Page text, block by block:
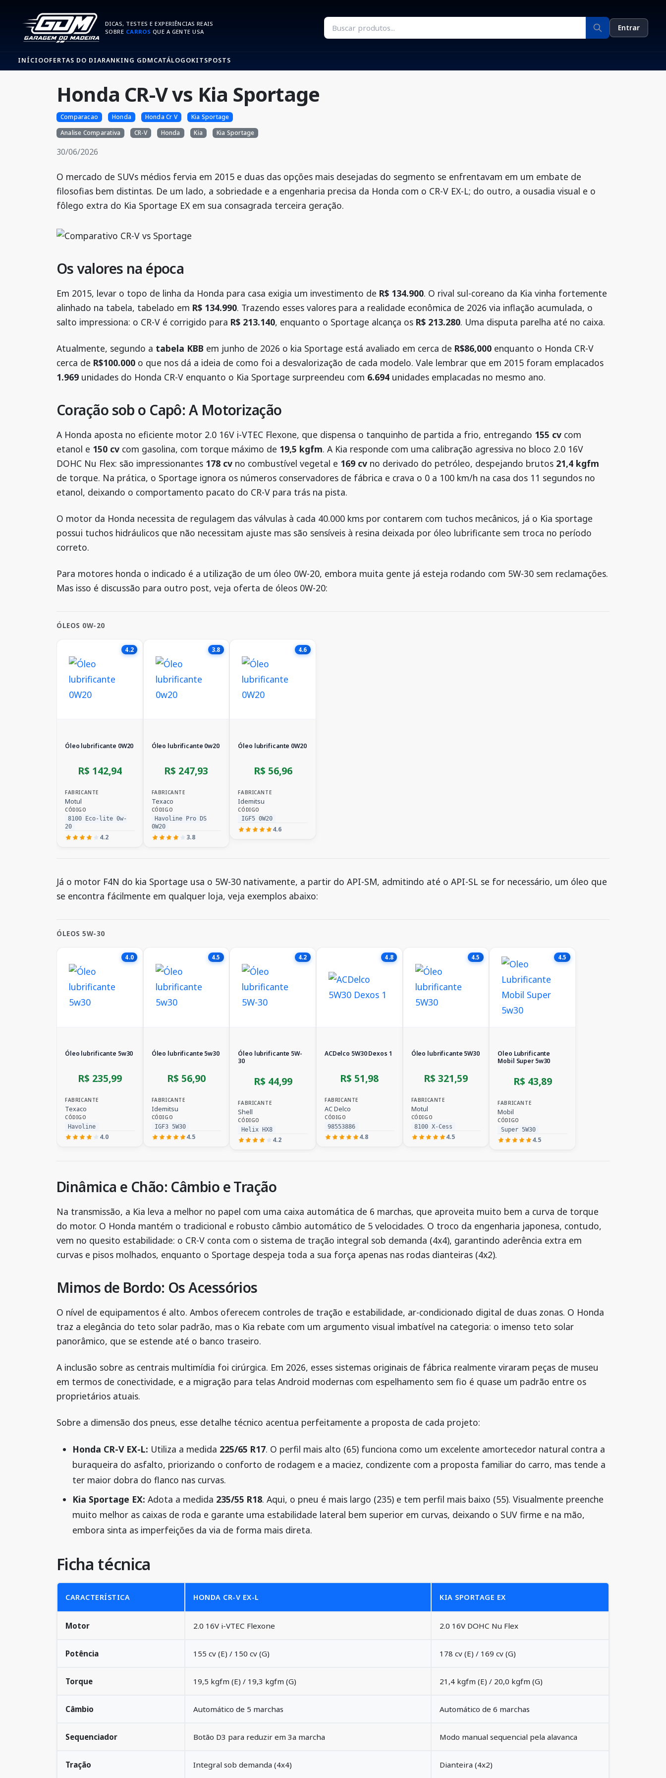
DICAS, TESTES E EXPERIÊNCIAS REAIS
SOBRE CARROS QUE A GENTE USA Entrar
INÍCIOOFERTAS DO DIARANKING GDMCATÁLOGOKITSPOSTS
Honda CR-V vs Kia Sportage
Comparacao Honda Honda Cr V
Kia Sportage
Analise Comparativa
CR-V Honda Kia Kia Sportage
30/06/2026
O mercado de SUVs médios fervia em 2015 e duas das opções mais desejadas do segmento se enfrentavam em um embate de
filosofias bem distintas. De um lado, a sobriedade e a engenharia precisa da Honda com o CR-V EX-L; do outro, a ousadia visual e o
fôlego extra do Kia Sportage EX em sua consagrada terceira geração.
Os valores na época
Em 2015, levar o topo de linha da Honda para casa exigia um investimento de R$ 134.900. O rival sul-coreano da Kia vinha fortemente
alinhado na tabela, tabelado em R$ 134.990. Trazendo esses valores para a realidade econômica de 2026 via inflação acumulada, o
salto impressiona: o CR-V é corrigido para R$ 213.140, enquanto o Sportage alcança os R$ 213.280. Uma disputa parelha até no caixa.
Atualmente, segundo a tabela KBB em junho de 2026 o kia Sportage está avaliado em cerca de R$86,000 enquanto o Honda CR-V
cerca de R$100.000 o que nos dá a ideia de como foi a desvalorização de cada modelo. Vale lembrar que em 2015 foram emplacados
1.969 unidades do Honda CR-V enquanto o Kia Sportage surpreendeu com 6.694 unidades emplacadas no mesmo ano.
Coração sob o Capô: A Motorização
A Honda aposta no eficiente motor 2.0 16V i-VTEC Flexone, que dispensa o tanquinho de partida a frio, entregando 155 cv com
etanol e 150 cv com gasolina, com torque máximo de 19,5 kgfm. A Kia responde com uma calibração agressiva no bloco 2.0 16V
DOHC Nu Flex: são impressionantes 178 cv no combustível vegetal e 169 cv no derivado do petróleo, despejando brutos 21,4 kgfm
de torque. Na prática, o Sportage ignora os números conservadores de fábrica e crava o 0 a 100 km/h na casa dos 11 segundos no
etanol, deixando o comportamento pacato do CR-V para trás na pista.
O motor da Honda necessita de regulagem das válvulas à cada 40.000 kms por contarem com tuchos mecânicos, já o Kia sportage
possui tuchos hidráulicos que não necessitam ajuste mas são sensíveis à resina deixada por óleo lubrificante sem troca no período
correto.
Para motores honda o indicado é a utilização de um óleo 0W-20, embora muita gente já esteja rodando com 5W-30 sem reclamações.
Mas isso é discussão para outro post, veja oferta de óleos 0W-20:
ÓLEOS 0W-20
4.2
Óleo lubrificante 0W20
R$ 142,94
FABRICANTE
Motul
CÓDIGO
8100 Eco-lite 0w-
20
4.2
3.8
Óleo lubrificante 0w20
R$ 247,93
FABRICANTE
Texaco
CÓDIGO
Havoline Pro DS
0W20
3.8
4.6
Óleo lubrificante 0W20
R$ 56,96
FABRICANTE
Idemitsu
CÓDIGO
IGF5 0W20
4.6
Já o motor F4N do kia Sportage usa o 5W-30 nativamente, a partir do API-SM, admitindo até o API-SL se for necessário, um óleo que
se encontra fácilmente em qualquer loja, veja exemplos abaixo:
ÓLEOS 5W-30
4.0
Óleo lubrificante 5w30
R$ 235,99
FABRICANTE
Texaco
CÓDIGO
Havoline
4.0
4.5
Óleo lubrificante 5w30
R$ 56,90
FABRICANTE
Idemitsu
CÓDIGO
IGF3 5W30
4.5
4.2
Óleo lubrificante 5W-
30
R$ 44,99
FABRICANTE
Shell
CÓDIGO
Helix HX8
4.2
4.8
ACDelco 5W30 Dexos 1
R$ 51,98
FABRICANTE
AC Delco
CÓDIGO
98553886
4.8
4.5
Óleo lubrificante 5W30
R$ 321,59
FABRICANTE
Motul
CÓDIGO
8100 X-Cess
4.5
4.5
Oleo Lubrificante
Mobil Super 5w30
R$ 43,89
FABRICANTE
Mobil
CÓDIGO
Super 5W30
4.5
Dinâmica e Chão: Câmbio e Tração
Na transmissão, a Kia leva a melhor no papel com uma caixa automática de 6 marchas, que aproveita muito bem a curva de torque
do motor. O Honda mantém o tradicional e robusto câmbio automático de 5 velocidades. O troco da engenharia japonesa, contudo,
vem no quesito estabilidade: o CR-V conta com o sistema de tração integral sob demanda (4x4), garantindo aderência extra em
curvas e pisos molhados, enquanto o Sportage despeja toda a sua força apenas nas rodas dianteiras (4x2).
Mimos de Bordo: Os Acessórios
O nível de equipamentos é alto. Ambos oferecem controles de tração e estabilidade, ar-condicionado digital de duas zonas. O Honda
traz a elegância do teto solar padrão, mas o Kia rebate com um argumento visual imbatível na categoria: o imenso teto solar
panorâmico, que se estende até o banco traseiro.
A inclusão sobre as centrais multimídia foi cirúrgica. Em 2026, esses sistemas originais de fábrica realmente viraram peças de museu
em termos de conectividade, e a migração para telas Android modernas com espelhamento sem fio é quase um padrão entre os
proprietários atuais.
Sobre a dimensão dos pneus, esse detalhe técnico acentua perfeitamente a proposta de cada projeto:
Honda CR-V EX-L: Utiliza a medida 225/65 R17. O perfil mais alto (65) funciona como um excelente amortecedor natural contra a
buraqueira do asfalto, priorizando o conforto de rodagem e a maciez, condizente com a proposta familiar do carro, mas tende a
ter maior dobra do flanco nas curvas.
Kia Sportage EX: Adota a medida 235/55 R18. Aqui, o pneu é mais largo (235) e tem perfil mais baixo (55). Visualmente preenche
muito melhor as caixas de roda e garante uma estabilidade lateral bem superior em curvas, deixando o SUV firme e na mão,
embora sinta as imperfeições da via de forma mais direta.
Ficha técnica
CARACTERÍSTICA HONDA CR-V EX-L KIA SPORTAGE EX
Motor 2.0 16V i-VTEC Flexone 2.0 16V DOHC Nu Flex
Potência 155 cv (E) / 150 cv (G) 178 cv (E) / 169 cv (G)
Torque 19,5 kgfm (E) / 19,3 kgfm (G) 21,4 kgfm (E) / 20,0 kgfm (G)
Câmbio Automático de 5 marchas Automático de 6 marchas
Sequenciador Botão D3 para reduzir em 3a marcha Modo manual sequencial pela alavanca
Tração Integral sob demanda (4x4) Dianteira (4x2)